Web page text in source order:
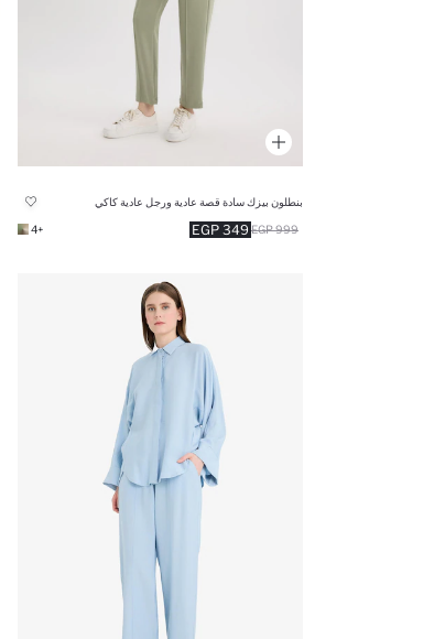
بنطلون بيزك سادة قصة عادية ورجل عادية كاكي
349 EGP 999 EGP
+4